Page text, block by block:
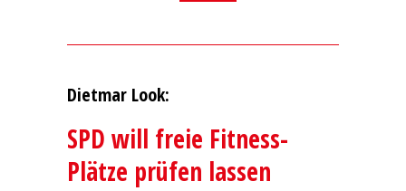
Dietmar Look:
SPD will freie Fitness-
Plätze prüfen lassen